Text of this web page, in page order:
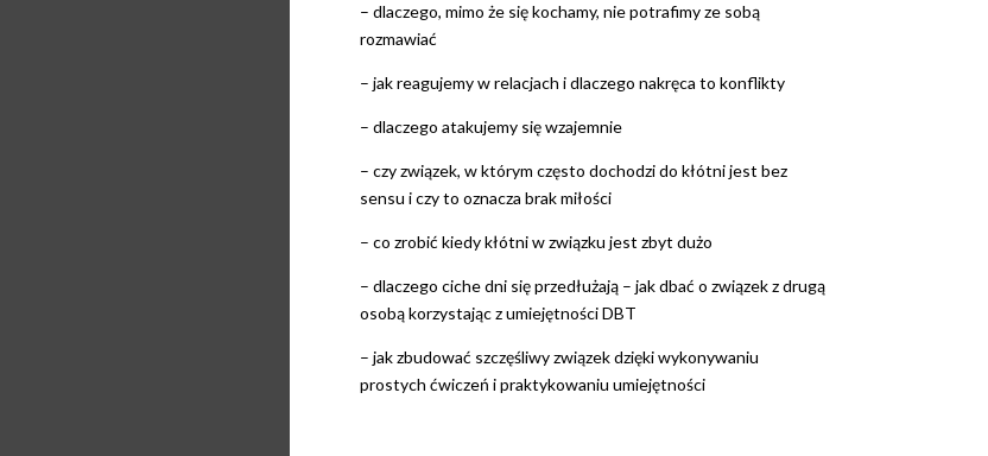
– dlaczego, mimo że się kochamy, nie potrafimy ze sobą
rozmawiać
– jak reagujemy w relacjach i dlaczego nakręca to konflikty
– dlaczego atakujemy się wzajemnie
– czy związek, w którym często dochodzi do kłótni jest bez
sensu i czy to oznacza brak miłości
– co zrobić kiedy kłótni w związku jest zbyt dużo
– dlaczego ciche dni się przedłużają – jak dbać o związek z drugą
osobą korzystając z umiejętności DBT
– jak zbudować szczęśliwy związek dzięki wykonywaniu
prostych ćwiczeń i praktykowaniu umiejętności